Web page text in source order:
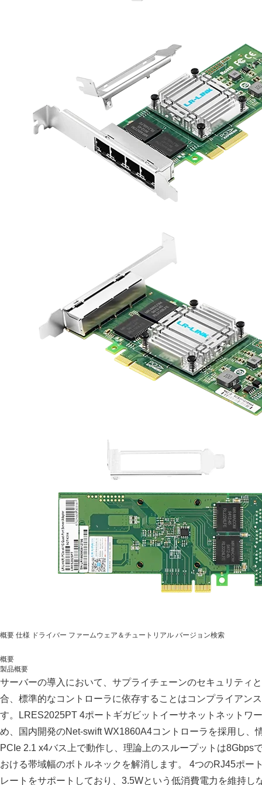
概要 仕様 ドライバー ファームウェア＆チュートリアル バージョン検索
概要
製品概要
サーバーの導入において、サプライチェーンのセキュリティ
合、標準的なコントローラに依存することはコンプライアン
す。LRES2025PT 4ポートギガビットイーサネットネットワ
め、国内開発のNet-swift WX1860A4コントローラを採用し、
PCIe 2.1 x4バス上で動作し、理論上のスループットは8Gbps
おける帯域幅のボトルネックを解消します。 4つのRJ45ポー
レートをサポートしており、3.5Wという低消費電力を維持